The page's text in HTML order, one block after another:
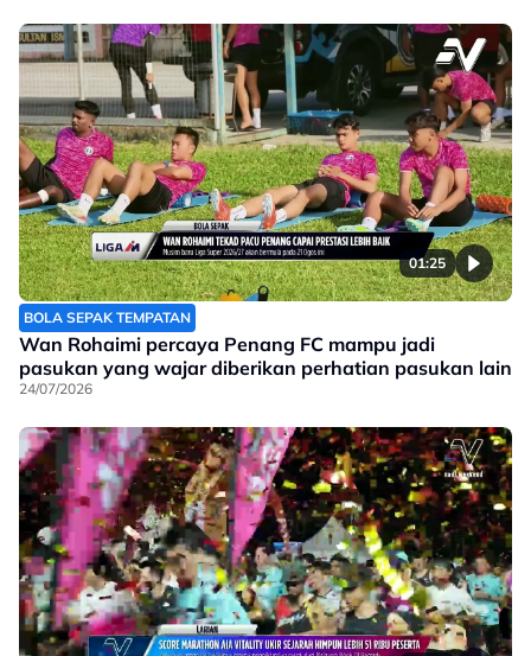
01:25
BOLA SEPAK TEMPATAN
Wan Rohaimi percaya Penang FC mampu jadi
pasukan yang wajar diberikan perhatian pasukan lain
24/07/2026